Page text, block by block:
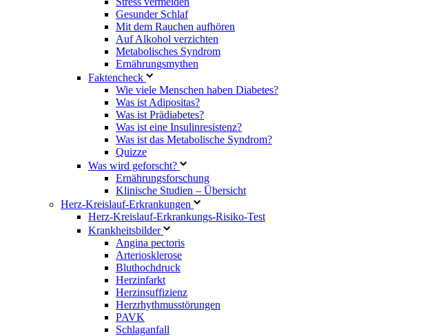
Gesunder Schlaf
Mit dem Rauchen aufhören
Auf Alkohol verzichten
Metabolisches Syndrom
Ernährungsmythen
Faktencheck
Wie viele Menschen haben Diabetes?
Was ist Adipositas?
Was ist Prädiabetes?
Was ist eine Insulinresistenz?
Was ist das Metabolische Syndrom?
Quizze
Was wird geforscht?
Ernährungsforschung
Klinische Studien – Übersicht
Herz-Kreislauf-Erkrankungen
Herz-Kreislauf-Erkrankungs-Risiko-Test
Krankheitsbilder
Angina pectoris
Arteriosklerose
Bluthochdruck
Herzinfarkt
Herzinsuffizienz
Herzrhythmusstörungen
PAVK
Schlaganfall